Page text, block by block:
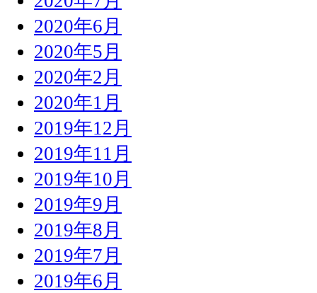
2020年6月
2020年5月
2020年2月
2020年1月
2019年12月
2019年11月
2019年10月
2019年9月
2019年8月
2019年7月
2019年6月